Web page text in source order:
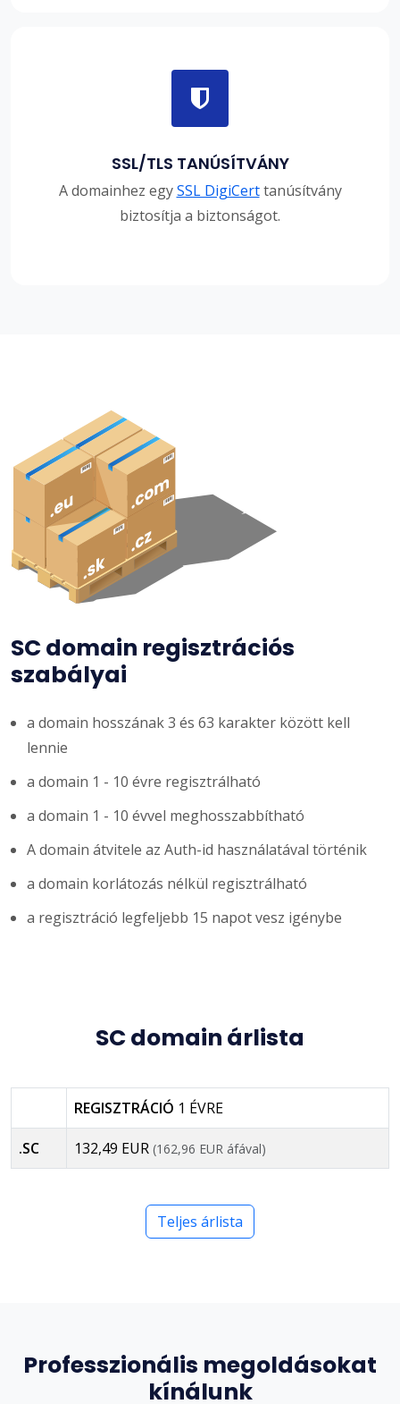
SSL/TLS TANÚSÍTVÁNY
A domainhez egySSL DigiCerttanúsítvány
biztosítja a biztonságot.
SC domain regisztrációs
szabályai
a domain hosszának 3 és 63 karakter között kell
lennie
a domain 1 - 10 évre regisztrálható
a domain 1 - 10 évvel meghosszabbítható
A domain átvitele az Auth-id használatával történik
a domain korlátozás nélkül regisztrálható
a regisztráció legfeljebb 15 napot vesz igénybe
SC domain árlista
REGISZTRÁCIÓ 1 ÉVRE
.SC 132,49 EUR (162,96 EUR áfával)
Teljes árlista
Professzionális megoldásokat
kínálunk